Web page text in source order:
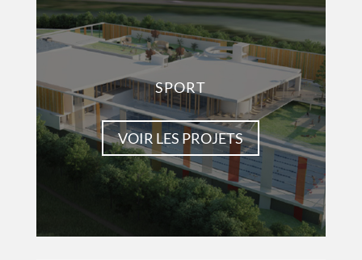
SPORT
VOIR LES PROJETS